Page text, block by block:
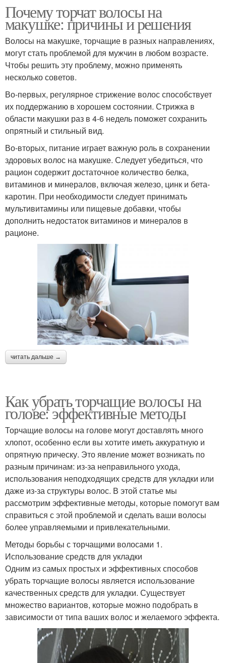
Почему торчат волосы на
макушке: причины и решения
Волосы на макушке, торчащие в разных направлениях,
могут стать проблемой для мужчин в любом возрасте.
Чтобы решить эту проблему, можно применять
несколько советов.
Во-первых, регулярное стрижение волос способствует
их поддержанию в хорошем состоянии. Стрижка в
области макушки раз в 4-6 недель поможет сохранить
опрятный и стильный вид.
Во-вторых, питание играет важную роль в сохранении
здоровых волос на макушке. Следует убедиться, что
рацион содержит достаточное количество белка,
витаминов и минералов, включая железо, цинк и бета-
каротин. При необходимости следует принимать
мультивитамины или пищевые добавки, чтобы
дополнить недостаток витаминов и минералов в
рационе.
читать дальше →
Как убрать торчащие волосы на
голове: эффективные методы
Торчащие волосы на голове могут доставлять много
хлопот, особенно если вы хотите иметь аккуратную и
опрятную прическу. Это явление может возникать по
разным причинам: из-за неправильного ухода,
использования неподходящих средств для укладки или
даже из-за структуры волос. В этой статье мы
рассмотрим эффективные методы, которые помогут вам
справиться с этой проблемой и сделать ваши волосы
более управляемыми и привлекательными.
Методы борьбы с торчащими волосами 1.
Использование средств для укладки
Одним из самых простых и эффективных способов
убрать торчащие волосы является использование
качественных средств для укладки. Существует
множество вариантов, которые можно подобрать в
зависимости от типа ваших волос и желаемого эффекта.